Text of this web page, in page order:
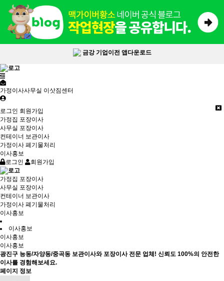
금강 기업이전 앱다운로드
가정이사사무실 이삿짐센터
로그인 회원가입
가정집 포장이사
사무실 포장이사
컨테이너 보관이사
가정이사 폐기물처리
이사홍보
로그인
회원가입
가정집 포장이사
사무실 포장이사
컨테이너 보관이사
가정이사 폐기물처리
이사홍보
이사홍보
이사홍보
이사홍보
광진구 능동/자양동/중곡동 보관이사와 포장이사 전문 업체! 신뢰도 100%의 안전한
이사를 경험해보세요.
페이지 정보